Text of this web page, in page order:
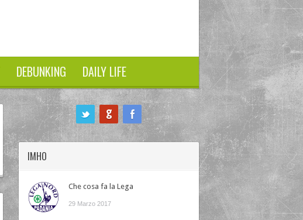
DEBUNKING DAILY LIFE
IMHO
Che cosa fa la Lega
29 Marzo 2017